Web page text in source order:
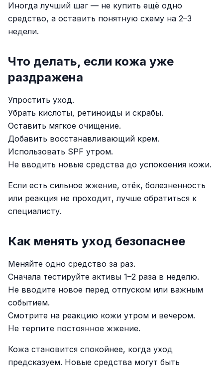
Иногда лучший шаг — не купить ещё одно
средство, а оставить понятную схему на 2–3
недели.
Что делать, если кожа уже
раздражена
Упростить уход.
Убрать кислоты, ретиноиды и скрабы.
Оставить мягкое очищение.
Добавить восстанавливающий крем.
Использовать SPF утром.
Не вводить новые средства до успокоения кожи.
Если есть сильное жжение, отёк, болезненность
или реакция не проходит, лучше обратиться к
специалисту.
Как менять уход безопаснее
Меняйте одно средство за раз.
Сначала тестируйте активы 1–2 раза в неделю.
Не вводите новое перед отпуском или важным
событием.
Смотрите на реакцию кожи утром и вечером.
Не терпите постоянное жжение.
Кожа становится спокойнее, когда уход
предсказуем. Новые средства могут быть